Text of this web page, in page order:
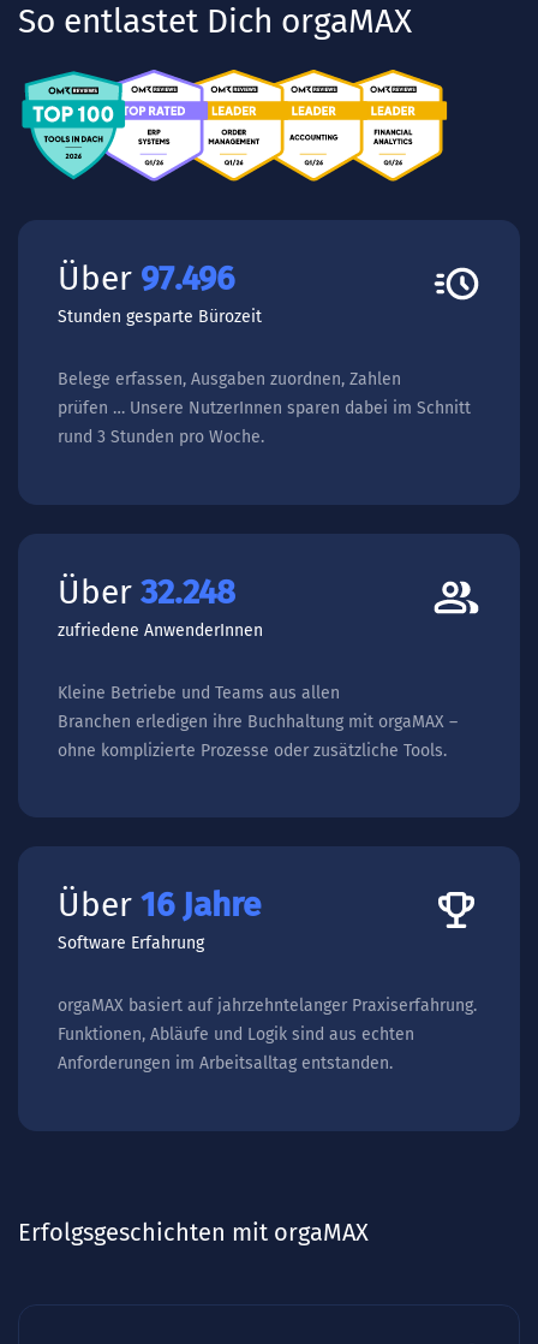
So entlastet Dich orgaMAX
Über 155.243
Stunden gesparte Bürozeit
Belege erfassen, Ausgaben zuordnen, Zahlen
prüfen … Unsere NutzerInnen sparen dabei im Schnitt
rund 3 Stunden pro Woche.
Über 51.497
zufriedene AnwenderInnen
Kleine Betriebe und Teams aus allen
Branchen erledigen ihre Buchhaltung mit orgaMAX –
ohne komplizierte Prozesse oder zusätzliche Tools.
Über 25 Jahre
Software Erfahrung
orgaMAX basiert auf jahrzehntelanger Praxiserfahrung.
Funktionen, Abläufe und Logik sind aus echten
Anforderungen im Arbeitsalltag entstanden.
Erfolgsgeschichten mit orgaMAX